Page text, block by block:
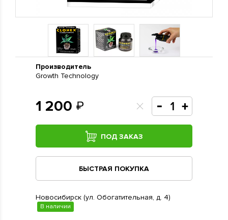
Производитель
Growth Technology
1 200
ПОД ЗАКАЗ
БЫСТРАЯ ПОКУПКА
Новосибирск (ул. Обогатительная, д. 4)
В наличии